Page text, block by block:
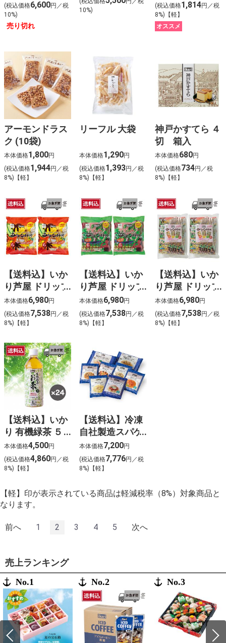
(税込価格6,600円／税
10%)
売り切れ
10%)
(税込価格1,814円／税
8%)【軽】
オススメ
アーモンドラス
ク (10袋)
本体価格1,800円
(税込価格1,944円／税
8%)【軽】
リーフル 大袋
本体価格1,290円
(税込価格1,393円／税
8%)【軽】
神戸かすてら ４
切 箱入
本体価格680円
(税込価格734円／税
8%)【軽】
【送料込】いか
り芦屋 ドリップ
コーヒーマイル
ドブレンド（30
袋入）×２
本体価格6,980円
(税込価格7,538円／税
8%)【軽】
【送料込】いか
り芦屋 ドリップ
コーヒーモカブ
レンド（30袋
入）×２
本体価格6,980円
(税込価格7,538円／税
8%)【軽】
【送料込】いか
り芦屋 ドリップ
コーヒー アソー
ト（28袋入）×
２
本体価格6,980円
(税込価格7,538円／税
8%)【軽】
【送料込】いか
り 有機緑茶 ５
００ｍｌ×２４
本体価格4,500円
(税込価格4,860円／税
8%)【軽】
【送料込】冷凍
自社製造スパゲ
ティ８食セット
本体価格7,200円
(税込価格7,776円／税
8%)【軽】
【軽】印が表示されている商品は軽減税率（8%）対象商品と
なります。
前へ 1 2 3 4 5 次へ
売上ランキング
No.1 No.2 No.3